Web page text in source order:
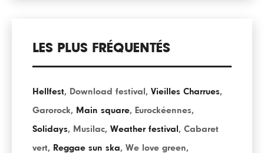
LES PLUS FRÉQUENTÉS
Hellfest, Download festival , Vieilles Charrues,
Garorock, Main square, Eurockéennes,
Solidays, Musilac, Weather festival , Cabaret
vert, Reggae sun ska, We love green,